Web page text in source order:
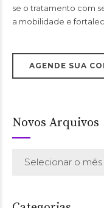
se o tratamento com
a mobilidade e
AGENDE SUA
Novos Arquivos
Selecionar o mês